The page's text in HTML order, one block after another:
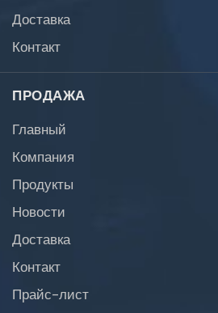
Доставка
Контакт
ПРОДАЖА
Главный
Компания
Продукты
Новости
Доставка
Контакт
Прайс-лист